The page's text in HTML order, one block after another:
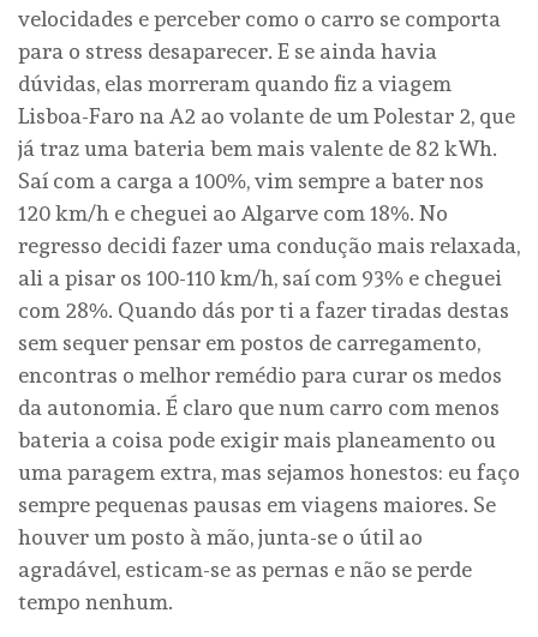
velocidades e perceber como o carro se comporta
para o stress desaparecer. E se ainda havia
dúvidas, elas morreram quando fiz a viagem
Lisboa-Faro na A2 ao volante de um Polestar 2, que
já traz uma bateria bem mais valente de 82 kWh.
Saí com a carga a 100%, vim sempre a bater nos
120 km/h e cheguei ao Algarve com 18%. No
regresso decidi fazer uma condução mais relaxada,
ali a pisar os 100-110 km/h, saí com 93% e cheguei
com 28%. Quando dás por ti a fazer tiradas destas
sem sequer pensar em postos de carregamento,
encontras o melhor remédio para curar os medos
da autonomia. É claro que num carro com menos
bateria a coisa pode exigir mais planeamento ou
uma paragem extra, mas sejamos honestos: eu faço
sempre pequenas pausas em viagens maiores. Se
houver um posto à mão, junta-se o útil ao
agradável, esticam-se as pernas e não se perde
tempo nenhum.